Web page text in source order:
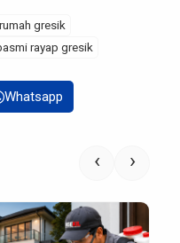
gresik
rayap gresik
Whatsapp
‹ ›